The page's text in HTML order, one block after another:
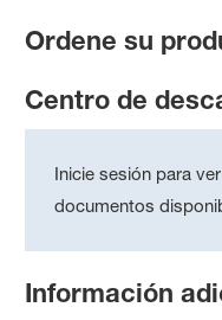
Ordene su
Centro de
Inicie sesión para
documentos
Información